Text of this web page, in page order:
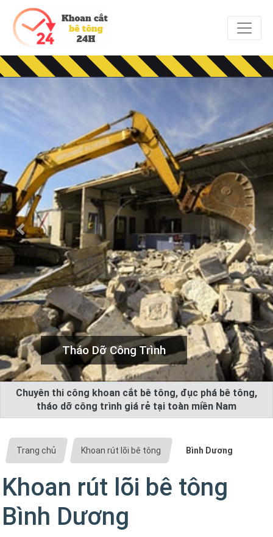
Tháo Dỡ Công Trình
Previous Next
Chuyên thi công khoan cắt bê tông, đục phá bê tông,
tháo dỡ công trình giá rẻ tại toàn miền Nam
Trang chủ Khoan rút lõi bê tông Bình Dương
Khoan rút lõi bê tông
Bình Dương